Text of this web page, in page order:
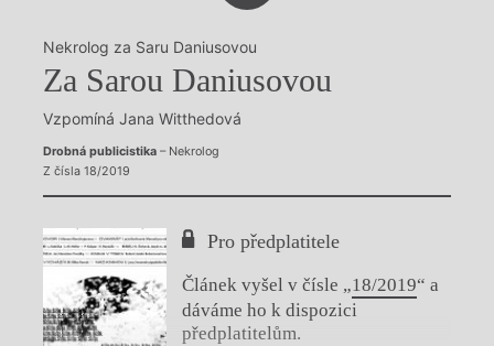
Výroční ceny
Nekrolog za Saru Daniusovou
Za Sarou Daniusovou
Vzpomíná Jana Witthedová
Drobná publicistika– Nekrolog
Z čísla 18/2019
Pro předplatitele
Článek vyšel v čísle „18/2019“ a
dáváme ho k dispozici
předplatitelům.